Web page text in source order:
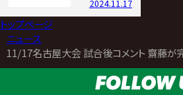
2024.11.17
トップページ
ニュース
11/17名古屋大会 試合後コメント 齋藤が
FOLLOW